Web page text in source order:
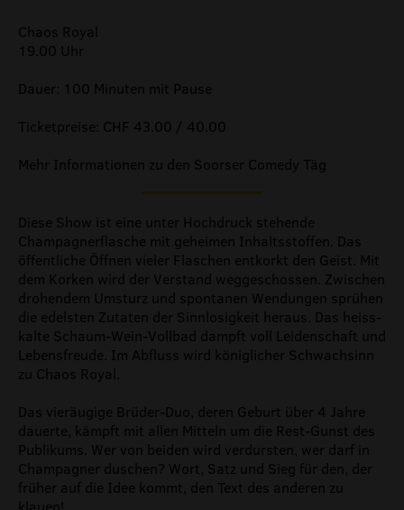
Chaos Royal
19.00 Uhr
Dauer: 100 Minuten mit Pause
Ticketpreise: CHF 43.00 / 40.00
Mehr Informationen zu den Soorser Comedy Täg
Diese Show ist eine unter Hochdruck stehende
Champagnerflasche mit geheimen Inhaltsstoffen. Das
öffentliche Öffnen vieler Flaschen entkorkt den Geist. Mit
dem Korken wird der Verstand weggeschossen. Zwischen
drohendem Umsturz und spontanen Wendungen sprühen
die edelsten Zutaten der Sinnlosigkeit heraus. Das heiss-
kalte Schaum-Wein-Vollbad dampft voll Leidenschaft und
Lebensfreude. Im Abfluss wird königlicher Schwachsinn
zu Chaos Royal.
Das vieräugige Brüder-Duo, deren Geburt über 4 Jahre
dauerte, kämpft mit allen Mitteln um die Rest-Gunst des
Publikums. Wer von beiden wird verdursten, wer darf in
Champagner duschen? Wort, Satz und Sieg für den, der
früher auf die Idee kommt, den Text des anderen zu